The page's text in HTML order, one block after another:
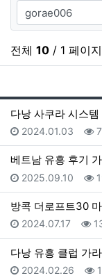
검색어
전체 10 / 1 페이지
다낭 사쿠라 시스
등록일
2024.01.03
베트남 유흥 후기
등록일
2025.09.10
방콕 더로프트30
등록일
2024.07.17
다낭 유흥 클럽 가
등록일
2024.02.26